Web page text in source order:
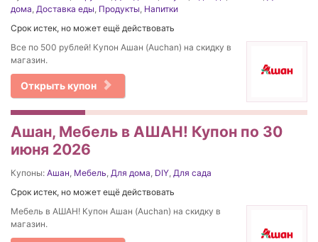
дома, Доставка еды, Продукты, Напитки
Срок истек, но может ещё действовать
Все по 500 рублей! Купон Ашан (Auchan) на скидку в
магазин.
Открыть купон
Ашан, Мебель в АШАН! Купон по 30
июня 2026
Купоны: Ашан, Мебель, Для дома, DIY, Для сада
Срок истек, но может ещё действовать
Мебель в АШАН! Купон Ашан (Auchan) на скидку в
магазин.